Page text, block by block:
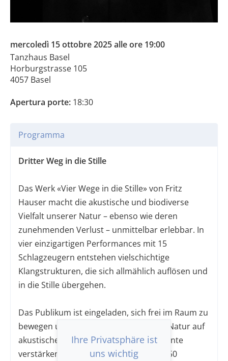
mercoledì 15 ottobre 2025 alle ore 19:00
Tanzhaus Basel
Horburgstrasse 105
4057 Basel
Apertura porte: 18:30
Programma
Dritter Weg in die Stille
Das Werk «Vier Wege in die Stille» von Fritz
Hauser macht die akustische und biodiverse
Vielfalt unserer Natur – ebenso wie deren
zunehmenden Verlust – unmittelbar erlebbar. In
vier einzigartigen Performances mit 15
Schlagzeugern entstehen vielschichtige
Klangstrukturen, die sich allmählich auflösen und
in die Stille übergehen.
Das Publikum ist eingeladen, sich frei im Raum zu
bewegen und die fragile Schönheit der Natur auf
akustische Weise zu erfahren. Lichtakzente
verstärken die Atmosphäre, während 250
Ihre Privatsphäre ist
uns wichtig